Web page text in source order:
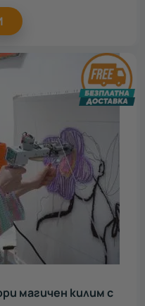
магичен килим с